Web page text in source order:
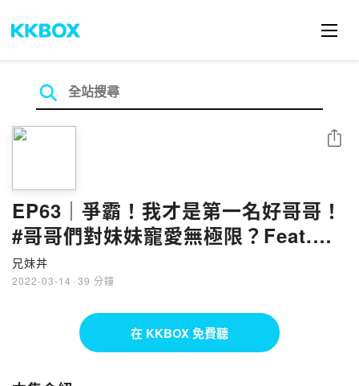
EP63｜爭霸！我才是第一名好哥哥！
#哥哥們對妹妹寵愛無極限？Feat.呵
呵啦啦
兄妹丼
2022-03-14 · 39 分鐘
分享
在 KKBOX 免費聽